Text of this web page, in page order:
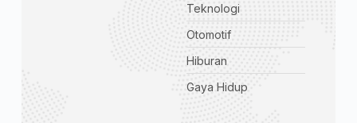
Teknologi
Otomotif
Hiburan
Gaya Hidup